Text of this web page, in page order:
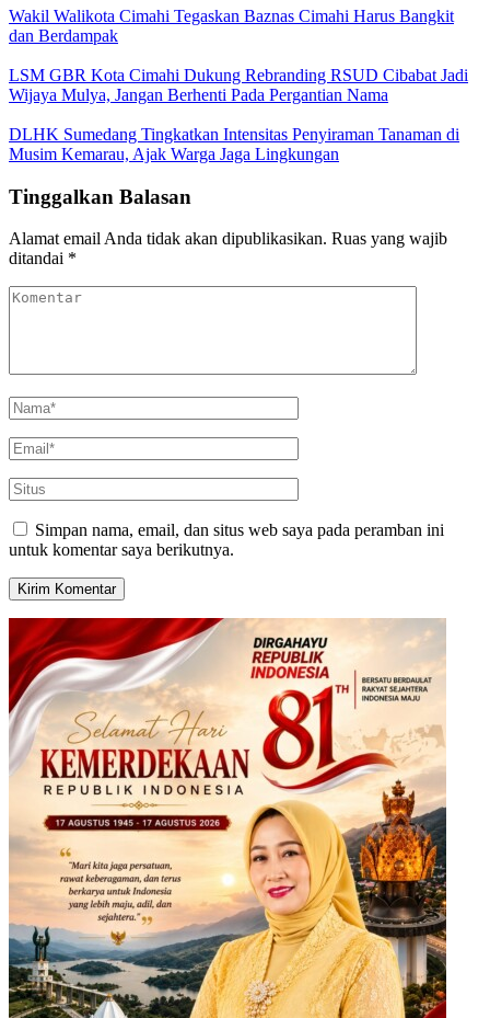
Wakil Walikota Cimahi Tegaskan Baznas Cimahi Harus Bangkit
dan Berdampak
LSM GBR Kota Cimahi Dukung Rebranding RSUD Cibabat Jadi
Wijaya Mulya, Jangan Berhenti Pada Pergantian Nama
DLHK Sumedang Tingkatkan Intensitas Penyiraman Tanaman di
Musim Kemarau, Ajak Warga Jaga Lingkungan
Tinggalkan Balasan
Alamat email Anda tidak akan dipublikasikan. Ruas yang wajib
ditandai *
Simpan nama, email, dan situs web saya pada peramban ini
untuk komentar saya berikutnya.